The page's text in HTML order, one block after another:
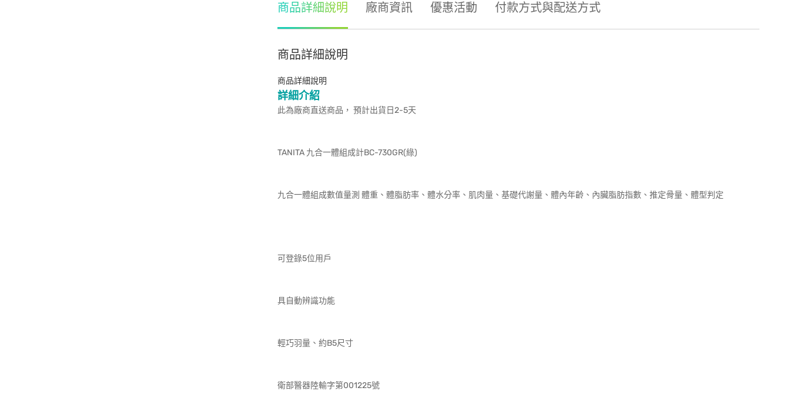
商品詳細說明 廠商資訊 優惠活動 付款方式與配送方式
商品詳細說明
商品詳細說明
詳細介紹
此為廠商直送商品， 預計出貨日2-5天
TANITA 九合一體組成計BC-730GR(綠)
九合一體組成數值量測 體重、體脂肪率、體水分率、肌肉量、基礎代謝量、體內年齡、內臟脂肪指數、推定骨量、體型判定
可登錄5位用戶
具自動辨識功能
輕巧羽量、約B5尺寸
衛部醫器陸輸字第001225號